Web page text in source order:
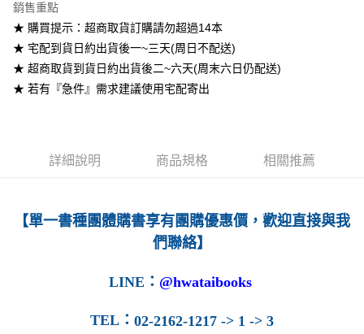
7-11取貨付款
每筆NT$60
付款後7-11取貨
每筆NT$60
宅配-離島
銷售重點
★ 購買提示：超商取貨訂購請勿超過14本
★ 宅配到貨日約出貨後一~三天(周日不配送)
★ 超商取貨到貨日約出貨後二~六天(周末六日仍配送)
★ 若有『急件』需求建議使用宅配寄出
詳細說明 商品規格 相關推薦
【單一書種團體購書享有團購優惠價，歡迎直接與我
們聯絡】
LINE ： @hwataibooks
TEL ： 02-2162-1217 -> 1 -> 3